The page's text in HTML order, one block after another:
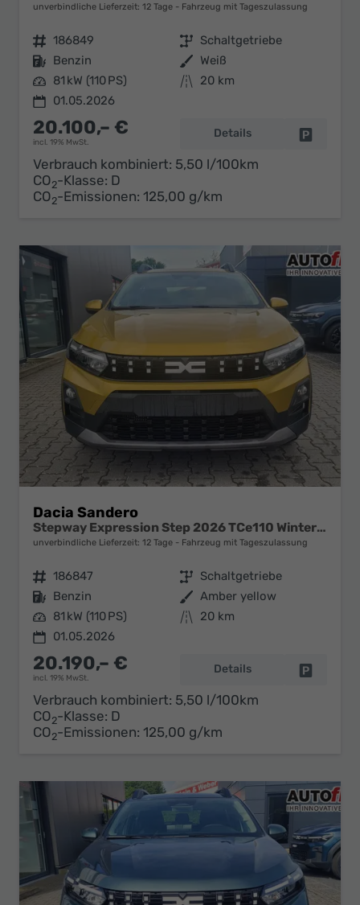
unverbindliche Lieferzeit: 12 Tage Fahrzeug mit Tageszulassung
Fahrzeugnr. 186849 Getriebe Schaltgetriebe
Kraftstoff Benzin Außenfarbe Weiß
Leistung 81 kW (110 PS) Kilometerstand
20 km
01.05.2026
20.100,– €
incl. 19% MwSt.
Details
Verbrauch kombiniert: 5,50 l/100km
CO2-Klasse: D
CO2-Emissionen: 125,00 g/km
Dacia Sandero
Stepway Expression Step 2026 TCe110 Winter Paket
unverbindliche Lieferzeit: 12 Tage Fahrzeug mit Tageszulassung
Fahrzeugnr. 186847 Getriebe Schaltgetriebe
Kraftstoff Benzin Außenfarbe Amber yellow
Leistung 81 kW (110 PS) Kilometerstand
20 km
01.05.2026
20.190,– €
incl. 19% MwSt.
Details
Verbrauch kombiniert: 5,50 l/100km
CO2-Klasse: D
CO2-Emissionen: 125,00 g/km